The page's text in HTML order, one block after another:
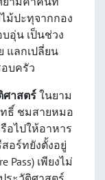
ม้ปะทุจากกอง
อุ่น เป็นช่วง
แลกเปลี่ยน
บครัว
ศาสตร์ในยาม
ธิ์ ชมสายหมอ
อไปให้อาหาร
อร์ทยังตั้งอยู่
เพียงไม่